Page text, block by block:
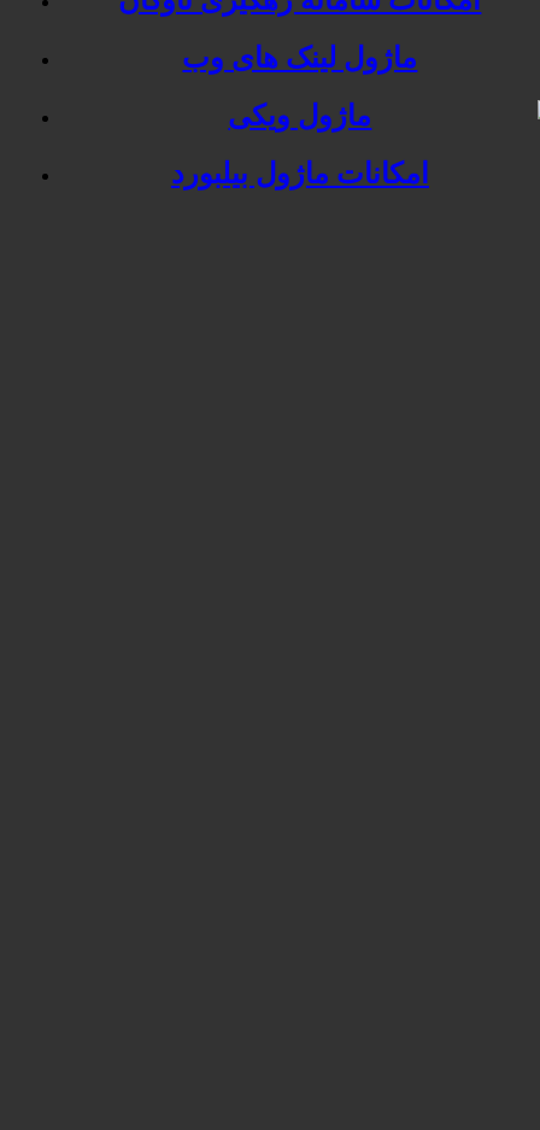
ماژول لینک های وب
ماژول ویکی
امکانات ماژول بیلبورد